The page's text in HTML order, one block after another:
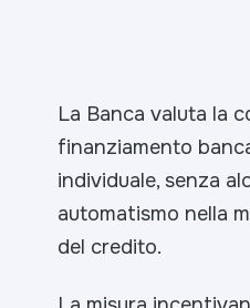
La Banca valuta la
finanziamento
individuale, senza
automatismo nella
del credito.